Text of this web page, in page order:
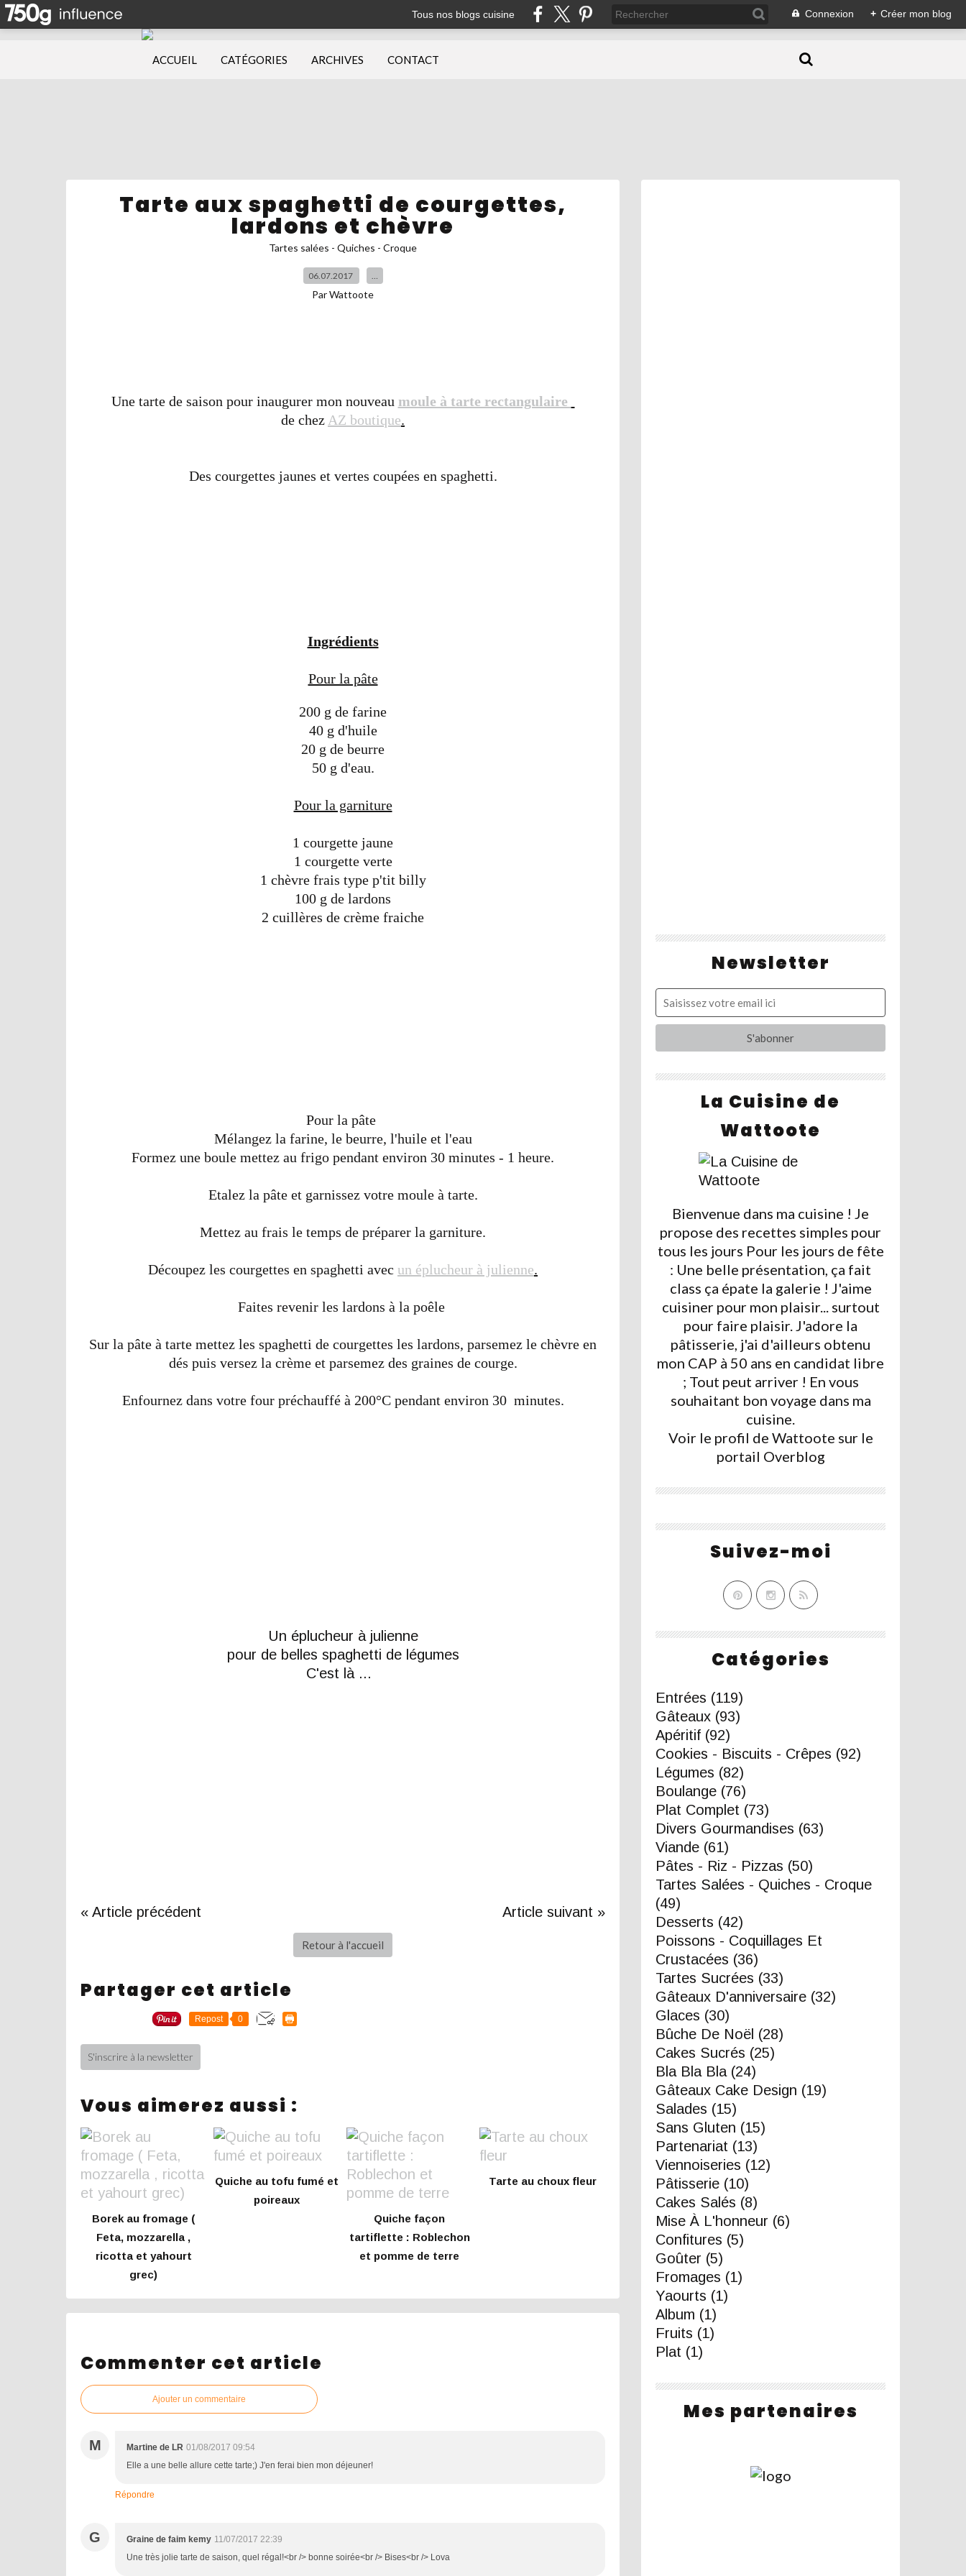
Tous nos blogs cuisine Connexion + Créer mon blog
ACCUEIL CATÉGORIES ARCHIVES CONTACT
Tarte aux spaghetti de courgettes,
lardons et chèvre
Tartes salées - Quiches - Croque
06.07.2017 …
Par Wattoote
Une tarte de saison pour inaugurer mon nouveau moule à tarte rectangulaire
de chez AZ boutique.
Des courgettes jaunes et vertes coupées en spaghetti.
Ingrédients
Pour la pâte
200 g de farine
40 g d'huile
20 g de beurre
50 g d'eau.
Pour la garniture
1 courgette jaune
1 courgette verte
1 chèvre frais type p'tit billy
100 g de lardons
2 cuillères de crème fraiche
Pour la pâte
Mélangez la farine, le beurre, l'huile et l'eau
Formez une boule mettez au frigo pendant environ 30 minutes - 1 heure.
Etalez la pâte et garnissez votre moule à tarte.
Mettez au frais le temps de préparer la garniture.
Découpez les courgettes en spaghetti avec un éplucheur à julienne.
Faites revenir les lardons à la poêle
Sur la pâte à tarte mettez les spaghetti de courgettes les lardons, parsemez le chèvre en
dés puis versez la crème et parsemez des graines de courge.
Enfournez dans votre four préchauffé à 200°C pendant environ 30 minutes.
Un éplucheur à julienne
pour de belles spaghetti de légumes
C'est là ...
« Article précédent Article suivant »
Retour à l'accueil
Partager cet article
Repost 0
S'inscrire à la newsletter
Vous aimerez aussi :
Borek au fromage (
Feta, mozzarella ,
ricotta et yahourt
grec)
Quiche au tofu fumé et
poireaux
Quiche façon
tartiflette : Roblechon
et pomme de terre
Tarte au choux fleur
Commenter cet article
Ajouter un commentaire
M Martine de LR 01/08/2017 09:54
Elle a une belle allure cette tarte;) J'en ferai bien mon déjeuner!
Répondre
G Graine de faim kemy 11/07/2017 22:39
Une très jolie tarte de saison, quel régal!<br /> bonne soirée<br /> Bises<br /> Lova
Newsletter
Catégories
Entrées (119)
Gâteaux (93)
Apéritif (92)
Cookies - Biscuits - Crêpes (92)
Légumes (82)
Boulange (76)
Plat Complet (73)
Divers Gourmandises (63)
Viande (61)
Pâtes - Riz - Pizzas (50)
Tartes Salées - Quiches - Croque
(49)
Desserts (42)
Poissons - Coquillages Et
Crustacées (36)
Tartes Sucrées (33)
Gâteaux D'anniversaire (32)
Glaces (30)
Bûche De Noël (28)
Cakes Sucrés (25)
Bla Bla Bla(24)
Gâteaux Cake Design (19)
Salades (15)
Sans Gluten (15)
Partenariat (13)
Viennoiseries (12)
Pâtisserie (10)
Cakes Salés (8)
Mise À L'honneur (6)
Confitures (5)
Goûter (5)
Fromages (1)
Yaourts (1)
Album (1)
Fruits (1)
Plat (1)
La Cuisine de
Wattoote
Bienvenue dans ma cuisine ! Je
propose des recettes simples pour
tous les jours Pour les jours de fête
: Une belle présentation, ça fait
class ça épate la galerie ! J'aime
cuisiner pour mon plaisir... surtout
pour faire plaisir. J'adore la
pâtisserie, j'ai d'ailleurs obtenu
mon CAP à 50 ans en candidat libre
; Tout peut arriver ! En vous
souhaitant bon voyage dans ma
cuisine.
Voir le profil de Wattoote sur le
portail Overblog
Suivez-moi
Mes partenaires